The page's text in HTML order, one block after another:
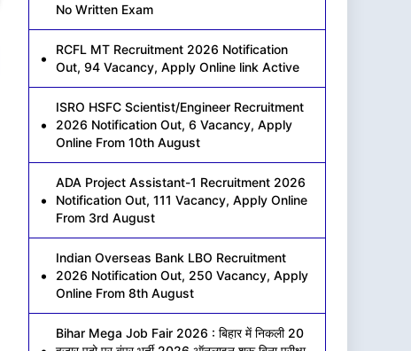
No Written Exam
RCFL MT Recruitment 2026 Notification
Out, 94 Vacancy, Apply Online link Active
ISRO HSFC Scientist/Engineer Recruitment
2026 Notification Out, 6 Vacancy, Apply
Online From 10th August
ADA Project Assistant-1 Recruitment 2026
Notification Out, 111 Vacancy, Apply Online
From 3rd August
Indian Overseas Bank LBO Recruitment
2026 Notification Out, 250 Vacancy, Apply
Online From 8th August
Bihar Mega Job Fair 2026 : बिहार में निकली 20